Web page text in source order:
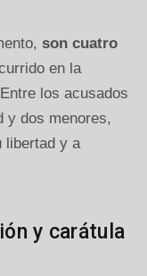
son cuatro
en la
los acusados
y dos menores,
libertad y a
y carátula